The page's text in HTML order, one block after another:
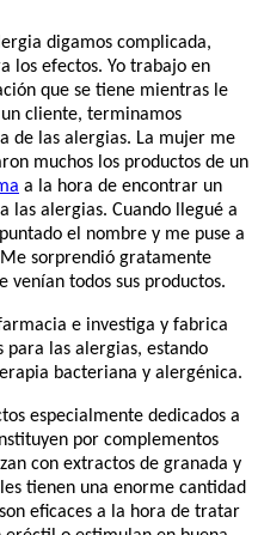
digamos complicada,
los efectos. Yo trabajo en
que se tiene mientras le
cliente, terminamos
de las alergias. La mujer me
muchos los productos de un
a la hora de encontrar un
las alergias. Cuando llegué a
el nombre y me puse a
sorprendió gratamente
venían todos sus productos.
e investiga y fabrica
para las alergias, estando
bacteriana y alergénica.
especialmente dedicados a
por complementos
con extractos de granada y
tienen una enorme cantidad
eficaces a la hora de tratar